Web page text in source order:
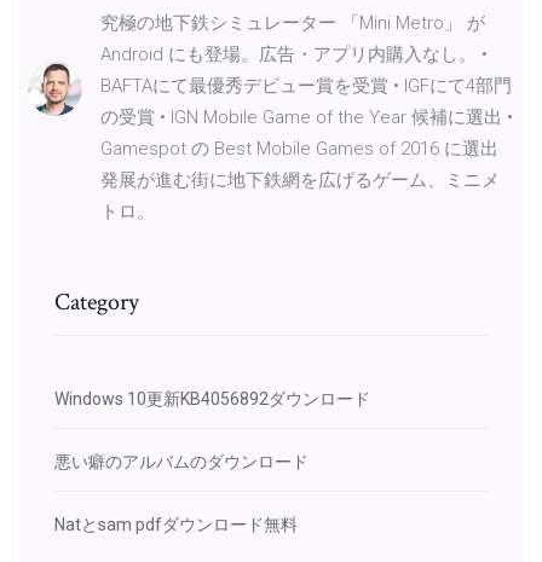
究極の地下鉄シミュレーター 「Mini Metro」 が
Android にも登場。広告・アプリ内購入なし。 •
BAFTAにて最優秀デビュー賞を受賞 • IGFにて4部門
の受賞 • IGN Mobile Game of the Year 候補に選出 •
Gamespot の Best Mobile Games of 2016 に選出
発展が進む街に地下鉄網を広げるゲーム、ミニメ
トロ。
Category
Windows 10更新KB4056892ダウンロード
悪い癖のアルバムのダウンロード
Natとsam pdfダウンロード無料